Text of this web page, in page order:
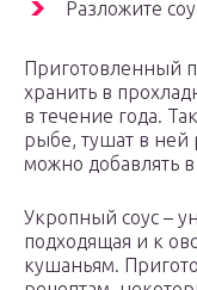
Разложите
Приготовленный
хранить в
в течение года.
рыбе, тушат в ней
можно добавлять в
Укропный соус –
подходящая и к
кушаньям.